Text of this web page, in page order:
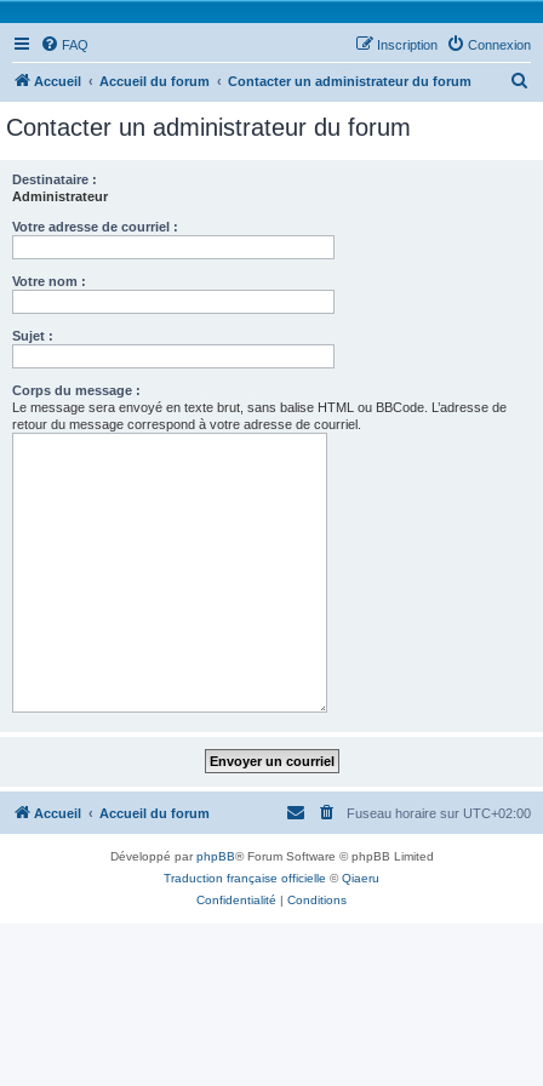
FAQ Connexion
Inscription
Accueil Accueil du forum Contacter un administrateur du forum
Contacter un administrateur du forum
Destinataire :
Administrateur
Votre adresse de courriel :
Votre nom :
Sujet :
Corps du message :
Le message sera envoyé en texte brut, sans balise HTML ou BBCode. L’adresse de
retour du message correspond à votre adresse de courriel.
Accueil Accueil du forum Fuseau horaire sur UTC+02:00
Développé parphpBB® Forum Software © phpBB Limited
Traduction française officielle ©Qiaeru
Confidentialité | Conditions